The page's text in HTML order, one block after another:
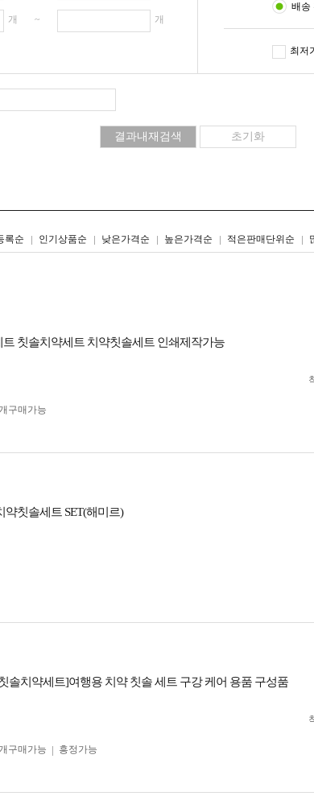
개 ~ 개
배송
최저
록순 인기상품순 낮은가격순 높은가격순 적은판매단위순
리스트형갤러리형
트 칫솔치약세트 치약칫솔세트 인쇄제작가능
구매가능
약칫솔세트 SET(해미르)
솔치약세트]여행용 치약 칫솔 세트 구강 케어 용품 구성품
구매가능 흥정가능